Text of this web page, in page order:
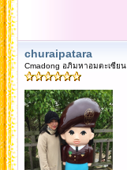
churaipatara
Cmadong อภิมหาอมตะเซียน